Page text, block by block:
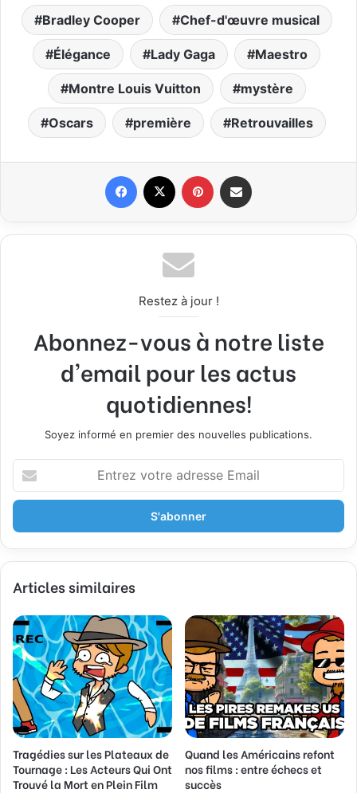
Bradley Cooper Chef-d'œuvre musical
Élégance Lady Gaga Maestro
Montre Louis Vuitton mystère
Oscars première Retrouvailles
Restez à jour !
Abonnez-vous à notre liste
d'email pour les actus
quotidiennes!
Soyez informé en premier des nouvelles publications.
t
e
z
o
r
e
a
r
e
s
s
e
E
m
Articles similaires
Tragédies sur les Plateaux de
Tournage : Les Acteurs Qui Ont
Trouvé la Mort en Plein Film
Quand les Américains refont
nos films : entre échecs et
succès